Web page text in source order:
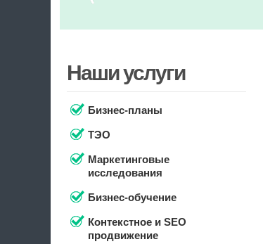
Наши услуги
Бизнес-планы
ТЭО
Маркетинговые
исследования
Бизнес-обучение
Контекстное и SEO
продвижение